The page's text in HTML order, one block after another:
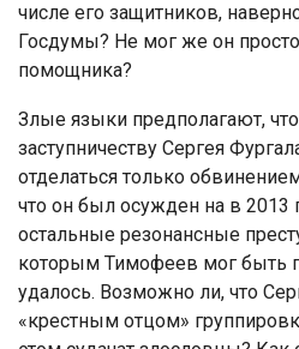
числе его защитников,
Госдумы? Не мог же он
помощника?
Злые языки предполагают,
заступничеству Сергея
отделаться только
что он был осужден на в 2013
остальные резонансные
которым Тимофеев мог быть
удалось. Возможно ли, что
«крестным отцом»